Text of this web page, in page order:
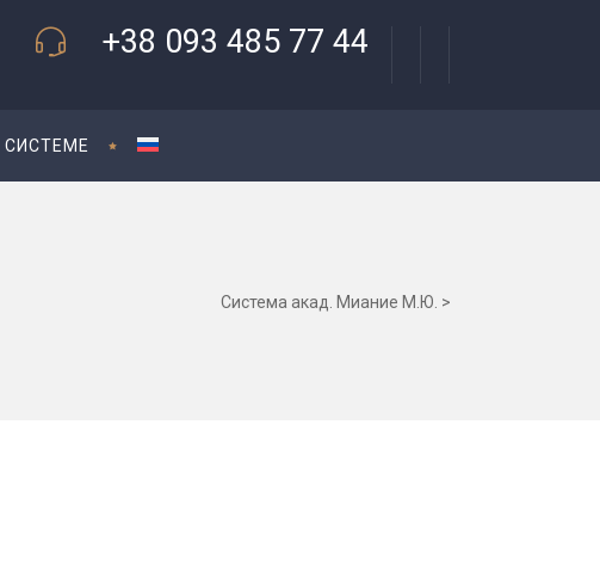
+38 093 485 77 44
Система акад. Миание М.Ю. >